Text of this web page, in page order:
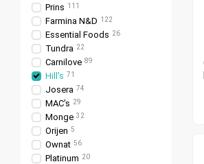
Prins 111
Farmina N&D 122
Essential Foods 26
Tundra 22
Carnilove 89
Hill's 71
Josera 74
MAC's 29
Monge 32
Orijen 5
Ownat 56
Platinum 20